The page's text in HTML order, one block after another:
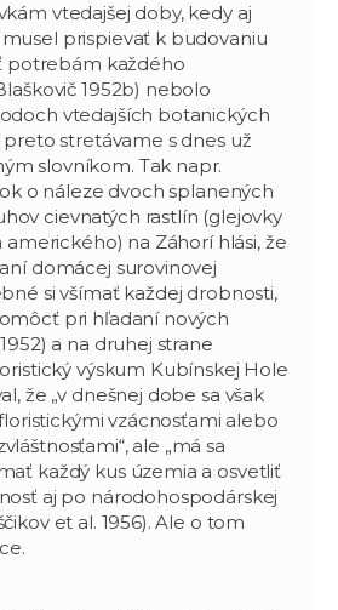
vtedajšej doby, kedy aj
prispievať k budovaniu
potrebám každého
1952b) nebolo
vtedajších botanických
stretávame s dnes už
slovníkom. Tak napr.
o náleze dvoch splanených
cievnatých rastlín (glejovky
amerického) na Záhorí hlási, že
domácej surovinovej
si všímať každej drobnosti,
pri hľadaní nových
a na druhej strane
výskum Kubínskej Hole
že „v dnešnej dobe sa však
vzácnosťami alebo
ale „má sa
každý kus územia a osvetliť
aj po národohospodárskej
et al. 1956). Ale o tom